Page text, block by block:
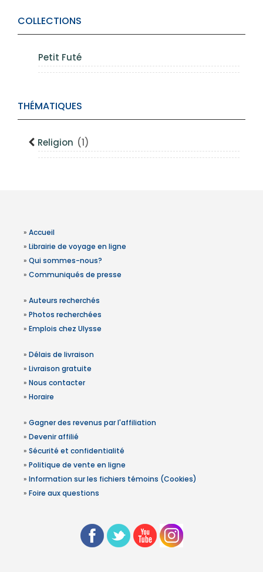
COLLECTIONS
Petit Futé
THÉMATIQUES
Religion (1)
» Accueil
» Librairie de voyage en ligne
» Qui sommes-nous?
» Communiqués de presse
» Auteurs recherchés
» Photos recherchées
» Emplois chez Ulysse
» Délais de livraison
» Livraison gratuite
» Nous contacter
» Horaire
» Gagner des revenus par l'affiliation
» Devenir affilié
» Sécurité et confidentialité
» Politique de vente en ligne
» Information sur les fichiers témoins (Cookies)
» Foire aux questions